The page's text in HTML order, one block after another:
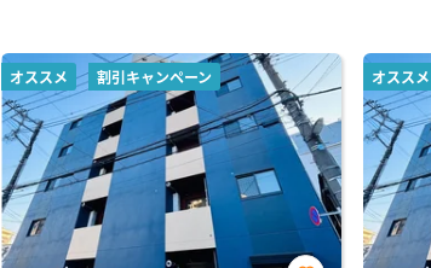
オススメ 割引キャンペーン オススメ